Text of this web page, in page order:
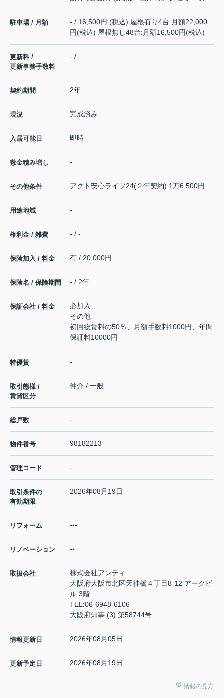
駐車場 / 月額
- / 16,500円 (税込) 屋根有り4台:月額22,000
円(税込) 屋根無し48台:月額16,500円(税込)
更新料 /
更新事務手数料
- / -
契約期間 2年
現況 完成済み
入居可能日 即時
敷金積み増し -
その他条件 アクト安心ライフ24(２年契約):1万6,500円
用途地域 -
権利金 / 雑費 - / -
保険加入 / 料金 有 / 20,000円
保険名 / 保険期間 - / 2年
保証会社 / 料金
必加入
その他
初回総賃料の50％、月額手数料1000円、年間
保証料10000円
特優賃 -
取引態様 /
賃貸区分
仲介 / 一般
総戸数 -
物件番号 98182213
管理コード -
取引条件の
有効期限
2026年08月19日
リフォーム ---
リノベーション --
取扱会社
株式会社アンティ
大阪府大阪市北区天神橋４丁目8-12 アークビ
ル 3階
TEL:06-6948-6106
大阪府知事 (3) 第58744号
情報更新日 2026年08月05日
更新予定日 2026年08月19日
情報の見方